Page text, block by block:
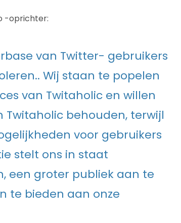
-oprichter:
van Twitter- gebruikers
Wij staan te popelen
van Twitaholic en willen
behouden, terwijl
voor gebruikers
stelt ons in staat
een groter publiek aan te
te bieden aan onze